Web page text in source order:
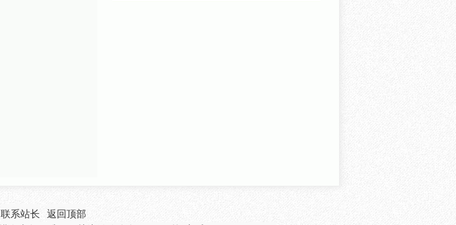
联系站长
返回顶部